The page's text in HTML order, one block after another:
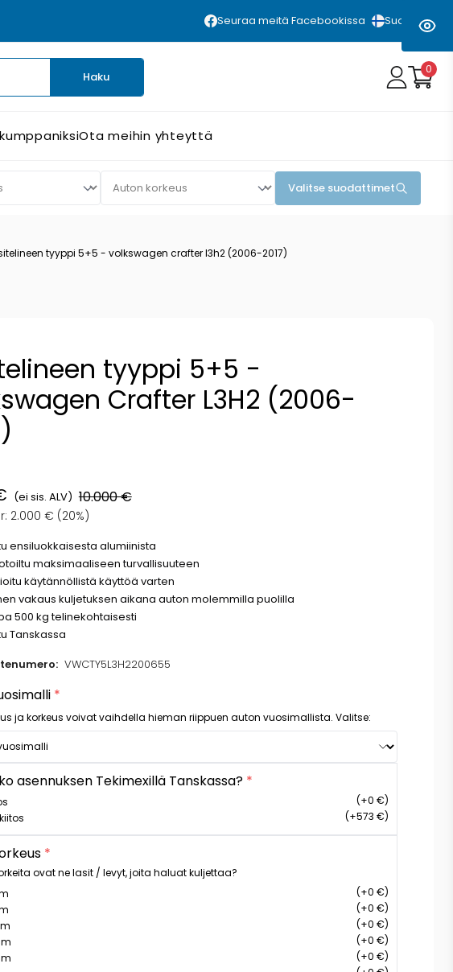
Seuraa meitä Facebookissa Suomi
Haku 0
Ota meihin yhteyttä
Valitse suodattimet
tyyppi 5+5 - volkswagen crafter l3h2 (2006-2017)
tyyppi 5+5 -
Crafter L3H2 (2006-
(ei sis. ALV) 10.000 €
2.000 € (20%)
ensiluokkaisesta alumiinista
maksimaaliseen turvallisuuteen
käytännöllistä käyttöä varten
vakaus kuljetuksen aikana auton molemmilla puolilla
500 kg telinekohtaisesti
Tanskassa
VWCTY5L3H2200655
*
ja korkeus voivat vaihdella hieman riippuen auton vuosimallista. Valitse:
asennuksen Tekimexillä Tanskassa? *
(+0 €)
(+573 €)
*
ovat ne lasit / levyt, joita haluat kuljettaa?
(+0 €)
(+0 €)
(+0 €)
(+0 €)
(+0 €)